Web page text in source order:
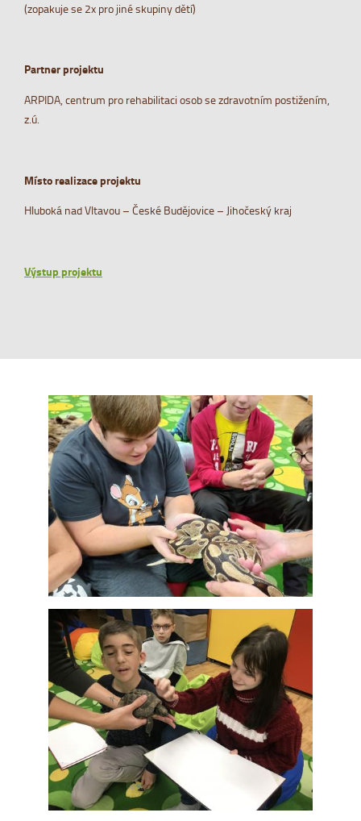
(zopakuje se 2x pro jiné skupiny dětí)
Partner projektu
ARPIDA, centrum pro rehabilitaci osob se zdravotním postižením,
z.ú.
Místo realizace projektu
Hluboká nad Vltavou – České Budějovice – Jihočeský kraj
Výstup projektu